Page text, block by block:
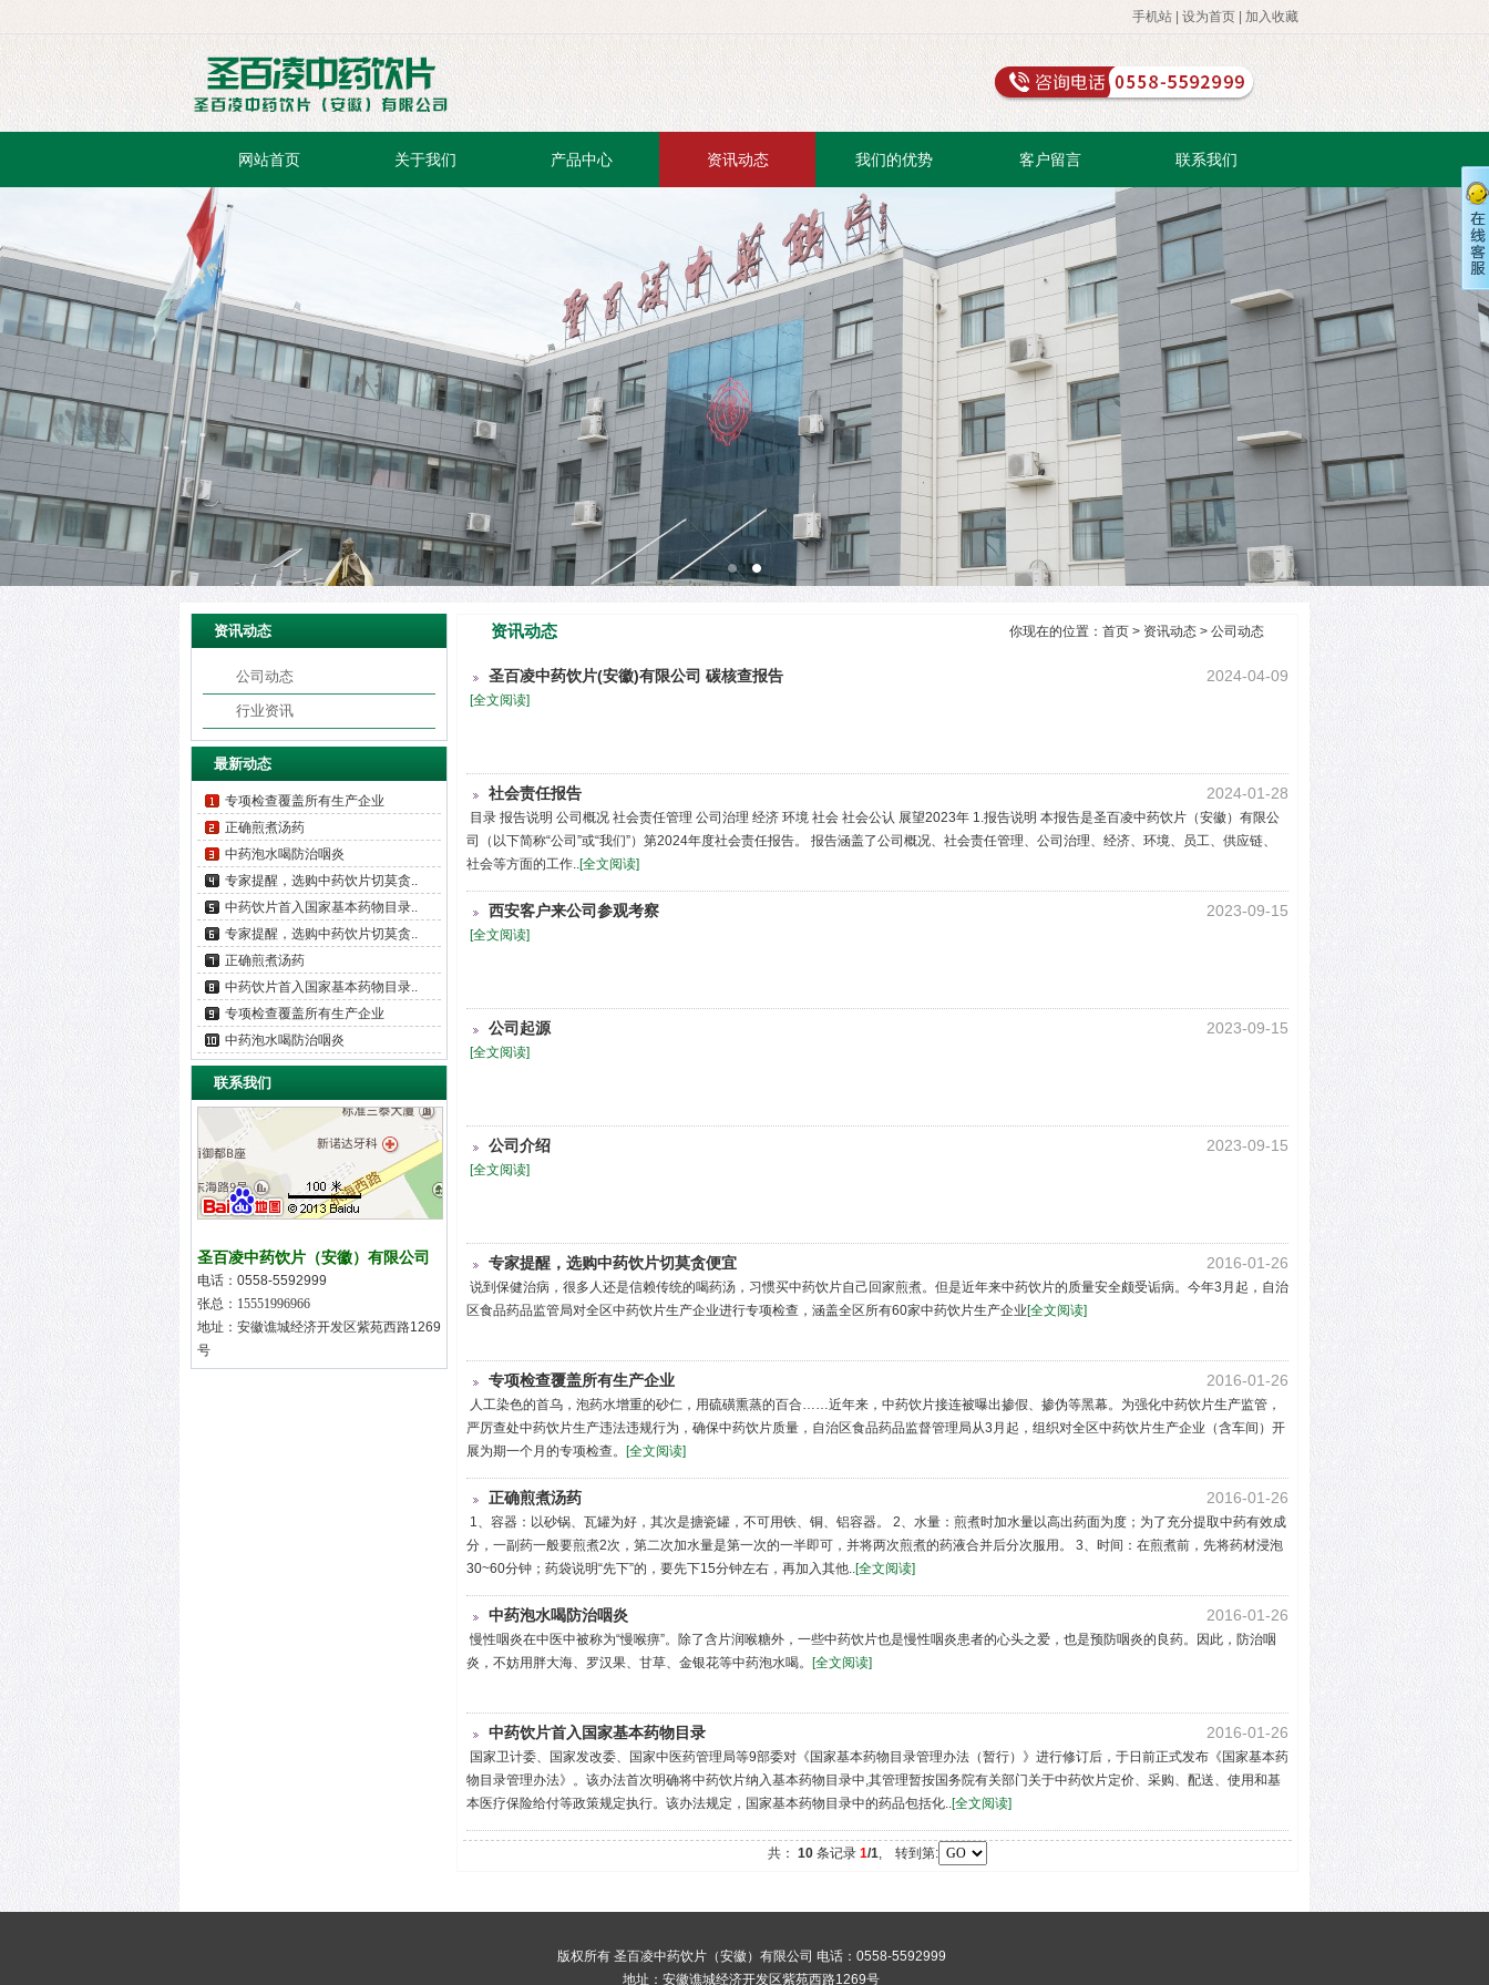
手机站 设为首页 加入收藏
网站首页 关于我们 产品中心 资讯动态 我们的优势 客户留言 联系我们
资讯动态
公司动态
行业资讯
最新动态
专项检查覆盖所有生产企业
正确煎煮汤药
中药泡水喝防治咽炎
专家提醒，选购中药饮片切莫贪..
中药饮片首入国家基本药物目录..
专家提醒，选购中药饮片切莫贪..
正确煎煮汤药
中药饮片首入国家基本药物目录..
专项检查覆盖所有生产企业
中药泡水喝防治咽炎
联系我们
圣百凌中药饮片（安徽）有限公司
电话： 0558-5592999
张总：15551996966
地址： 安徽谯城经济开发区紫苑西路1269
号
你现在的位置： 首页 > 资讯动态 > 公司动态
资讯动态
2024-04-09
圣百凌中药饮片(安徽)有限公司 碳核查报告
[全文阅读]
2024-01-28
社会责任报告
目录 报告说明 公司概况 社会责任管理 公司治理 经济 环境 社会 社会公认 展望2023年 1.报告说明 本报告是圣百凌中药饮片（安徽）有限公
司（以下简称“公司”或“我们”）第2024年度社会责任报告。 报告涵盖了公司概况、社会责任管理、公司治理、经济、环境、员工、供应链、
社会等方面的工作..[全文阅读]
2023-09-15
西安客户来公司参观考察
[全文阅读]
2023-09-15
公司起源
[全文阅读]
2023-09-15
公司介绍
[全文阅读]
2016-01-26
专家提醒，选购中药饮片切莫贪便宜
说到保健治病，很多人还是信赖传统的喝药汤，习惯买中药饮片自己回家煎煮。但是近年来中药饮片的质量安全颇受诟病。今年3月起，自治
区食品药品监管局对全区中药饮片生产企业进行专项检查，涵盖全区所有60家中药饮片生产企业 [全文阅读]
2016-01-26
专项检查覆盖所有生产企业
人工染色的首乌，泡药水增重的砂仁，用硫磺熏蒸的百合……近年来，中药饮片接连被曝出掺假、掺伪等黑幕。为强化中药饮片生产监管，
严厉查处中药饮片生产违法违规行为，确保中药饮片质量，自治区食品药品监督管理局从3月起，组织对全区中药饮片生产企业（含车间）开
展为期一个月的专项检查。
[全文阅读]
2016-01-26
正确煎煮汤药
1、容器：以砂锅、瓦罐为好，其次是搪瓷罐，不可用铁、铜、铝容器。 2、水量：煎煮时加水量以高出药面为度；为了充分提取中药有效成
分，一副药一般要煎煮2次，第二次加水量是第一次的一半即可，并将两次煎煮的药液合并后分次服用。 3、时间：在煎煮前，先将药材浸泡
30~60分钟；药袋说明“先下”的，要先下15分钟左右，再加入其他..[全文阅读]
2016-01-26
中药泡水喝防治咽炎
慢性咽炎在中医中被称为“慢喉痹”。除了含片润喉糖外，一些中药饮片也是慢性咽炎患者的心头之爱，也是预防咽炎的良药。因此，防治咽
炎，不妨用胖大海、罗汉果、甘草、金银花等中药泡水喝。
[全文阅读]
2016-01-26
中药饮片首入国家基本药物目录
国家卫计委、国家发改委、国家中医药管理局等9部委对《国家基本药物目录管理办法（暂行）》进行修订后，于日前正式发布《国家基本药
物目录管理办法》。该办法首次明确将中药饮片纳入基本药物目录中,其管理暂按国务院有关部门关于中药饮片定价、采购、配送、使用和基
本医疗保险给付等政策规定执行。该办法规定，国家基本药物目录中的药品包括化..[全文阅读]
共： 10 条记录 1/1, 转到第:
版权所有 圣百凌中药饮片（安徽）有限公司 电话：0558-5592999
地址：安徽谯城经济开发区紫苑西路1269号
官方客服
客户服务热线
0558-5592999
15551996966
在线留言